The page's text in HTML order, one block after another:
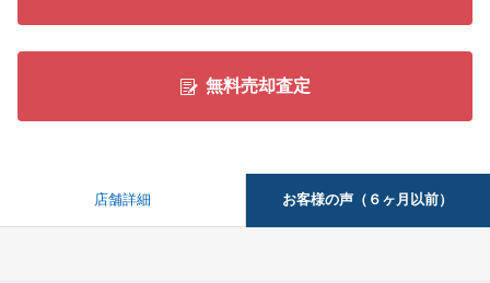
無料売却査定
店舗詳細 お客様の声（６ヶ月以前）